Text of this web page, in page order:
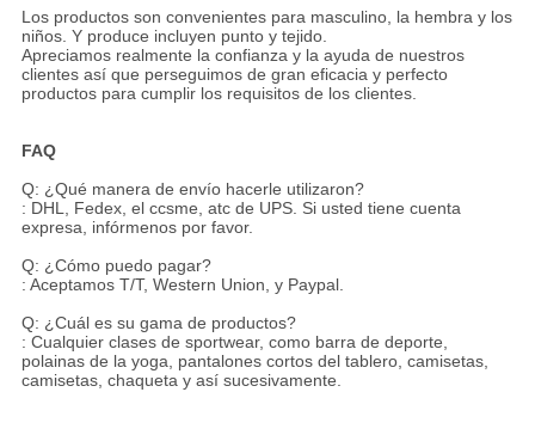
Los productos son convenientes para masculino, la hembra y los
niños. Y produce incluyen punto y tejido.
Apreciamos realmente la confianza y la ayuda de nuestros
clientes así que perseguimos de gran eficacia y perfecto
productos para cumplir los requisitos de los clientes.
FAQ
Q: ¿Qué manera de envío hacerle utilizaron?
: DHL, Fedex, el ccsme, atc de UPS. Si usted tiene cuenta
expresa, infórmenos por favor.
Q: ¿Cómo puedo pagar?
: Aceptamos T/T, Western Union, y Paypal.
Q: ¿Cuál es su gama de productos?
: Cualquier clases de sportwear, como barra de deporte,
polainas de la yoga, pantalones cortos del tablero, camisetas,
camisetas, chaqueta y así sucesivamente.